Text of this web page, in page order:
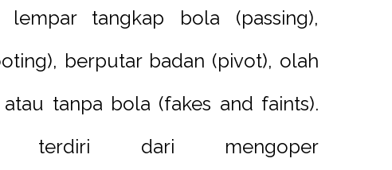
tangkap bola (passing),
berputar badan (pivot), olah
tanpa bola (fakes and faints).
terdiri dari mengoper